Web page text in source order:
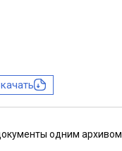
одним архивом